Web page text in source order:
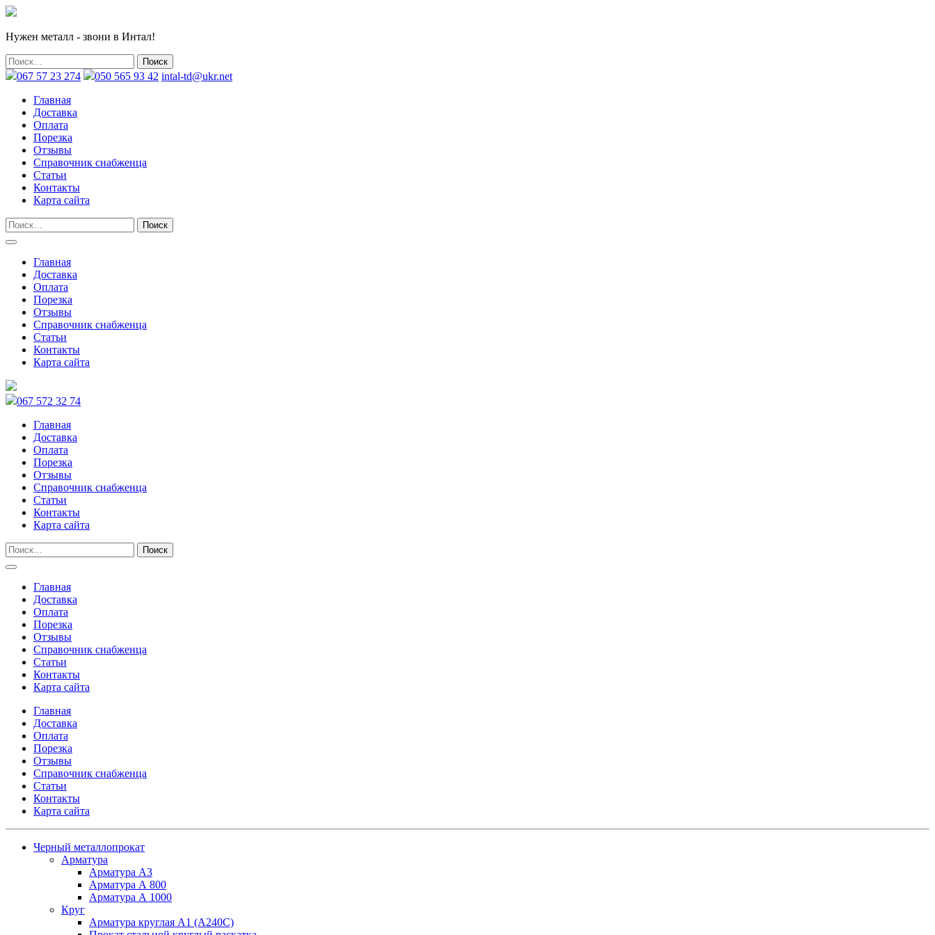
Нужен металл - звони в Интал!
067 57 23 274 050 565 93 42 intal-td@ukr.net
Главная
Доставка
Оплата
Порезка
Отзывы
Справочник снабженца
Статьи
Контакты
Карта сайта
Главная
Доставка
Оплата
Порезка
Отзывы
Справочник снабженца
Статьи
Контакты
Карта сайта
067 572 32 74
Главная
Доставка
Оплата
Порезка
Отзывы
Справочник снабженца
Статьи
Контакты
Карта сайта
Главная
Доставка
Оплата
Порезка
Отзывы
Справочник снабженца
Статьи
Контакты
Карта сайта
Главная
Доставка
Оплата
Порезка
Отзывы
Справочник снабженца
Статьи
Контакты
Карта сайта
Черный металлопрокат
Арматура
Арматура А3
Арматура А 800
Арматура А 1000
Круг
Арматура круглая А1 (А240C)